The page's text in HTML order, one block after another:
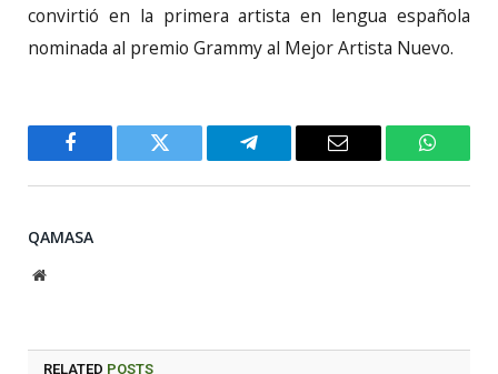
convirtió en la primera artista en lengua española
nominada al premio Grammy al Mejor Artista Nuevo.
Facebook Twitter Telegram Email
QAMASA
Website
RELATED POSTS